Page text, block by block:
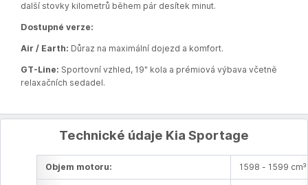
další stovky kilometrů během pár desítek minut.
Dostupné verze:
Air / Earth: Důraz na maximální dojezd a komfort.
GT-Line: Sportovní vzhled, 19" kola a prémiová výbava včetně
relaxačních sedadel.
Technické údaje Kia Sportage
Objem motoru: 1598 - 1599 cm³